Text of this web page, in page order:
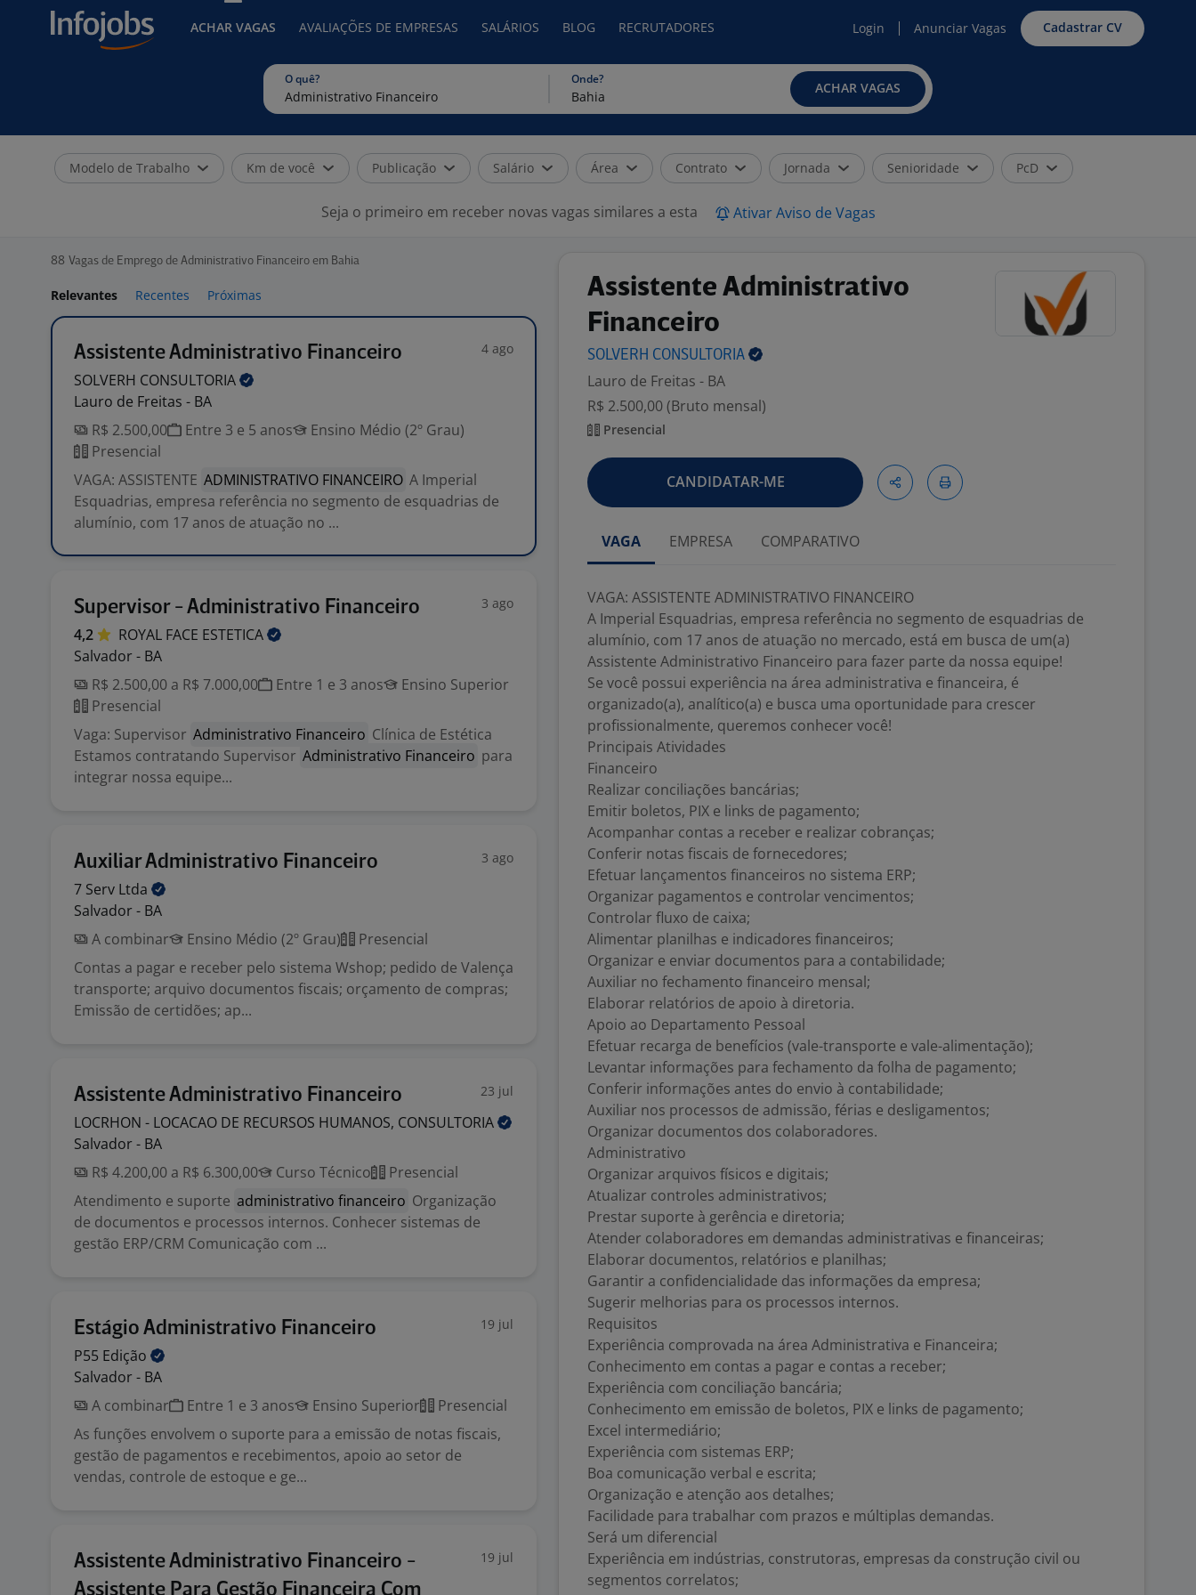
ACHAR VAGAS AVALIAÇÕES DE EMPRESAS SALÁRIOS BLOG RECRUTADORES Login Anunciar Vagas Cadastrar CV
O quê? Onde?
ACHAR VAGAS
Modelo de Trabalho Km de você Publicação Salário Área Contrato Jornada Senioridade PcD
Seja o primeiro em receber novas vagas similares a esta Ativar Aviso de Vagas
88 Vagas de Emprego de Administrativo Financeiro em Bahia
Relevantes Recentes Próximas
Assistente Administrativo Financeiro 4 ago
SOLVERH CONSULTORIA
Lauro de Freitas - BA
R$ 2.500,00
Entre 3 e 5 anos
Ensino Médio (2º Grau)
Presencial
VAGA: ASSISTENTE ADMINISTRATIVO FINANCEIRO A Imperial
Esquadrias, empresa referência no segmento de esquadrias de
alumínio, com 17 anos de atuação no ...
Supervisor - Administrativo Financeiro 3 ago
4,2 ROYAL FACE ESTETICA
Salvador - BA
R$ 2.500,00 a R$ 7.000,00
Entre 1 e 3 anos
Ensino Superior
Presencial
Vaga: Supervisor Administrativo Financeiro Clínica de Estética
Estamos contratando Supervisor Administrativo Financeiro para
integrar nossa equipe...
Auxiliar Administrativo Financeiro 3 ago
7 Serv Ltda
Salvador - BA
A combinar
Ensino Médio (2º Grau)
Presencial
Contas a pagar e receber pelo sistema Wshop; pedido de Valença
transporte; arquivo documentos fiscais; orçamento de compras;
Emissão de certidões; ap...
Assistente Administrativo Financeiro 23 jul
LOCRHON - LOCACAO DE RECURSOS HUMANOS, CONSULTORIA
Salvador - BA
R$ 4.200,00 a R$ 6.300,00
Curso Técnico
Presencial
Atendimento e suporte administrativo financeiro Organização
de documentos e processos internos. Conhecer sistemas de
gestão ERP/CRM Comunicação com ...
Estágio Administrativo Financeiro 19 jul
P55 Edição
Salvador - BA
A combinar
Entre 1 e 3 anos Ensino Superior
Presencial
As funções envolvem o suporte para a emissão de notas fiscais,
gestão de pagamentos e recebimentos, apoio ao setor de
vendas, controle de estoque e ge...
Assistente Administrativo Financeiro -
Assistente Para Gestão Financeira Com
19 jul
Assistente Administrativo
Financeiro
SOLVERH CONSULTORIA
Lauro de Freitas - BA
R$ 2.500,00 (Bruto mensal)
Presencial
CANDIDATAR-ME
VAGA EMPRESA COMPARATIVO
VAGA: ASSISTENTE ADMINISTRATIVO FINANCEIRO
A Imperial Esquadrias, empresa referência no segmento de esquadrias de
alumínio, com 17 anos de atuação no mercado, está em busca de um(a)
Assistente Administrativo Financeiro para fazer parte da nossa equipe!
Se você possui experiência na área administrativa e financeira, é
organizado(a), analítico(a) e busca uma oportunidade para crescer
profissionalmente, queremos conhecer você!
Principais Atividades
Financeiro
Realizar conciliações bancárias;
Emitir boletos, PIX e links de pagamento;
Acompanhar contas a receber e realizar cobranças;
Conferir notas fiscais de fornecedores;
Efetuar lançamentos financeiros no sistema ERP;
Organizar pagamentos e controlar vencimentos;
Controlar fluxo de caixa;
Alimentar planilhas e indicadores financeiros;
Organizar e enviar documentos para a contabilidade;
Auxiliar no fechamento financeiro mensal;
Elaborar relatórios de apoio à diretoria.
Apoio ao Departamento Pessoal
Efetuar recarga de benefícios (vale-transporte e vale-alimentação);
Levantar informações para fechamento da folha de pagamento;
Conferir informações antes do envio à contabilidade;
Auxiliar nos processos de admissão, férias e desligamentos;
Organizar documentos dos colaboradores.
Administrativo
Organizar arquivos físicos e digitais;
Atualizar controles administrativos;
Prestar suporte à gerência e diretoria;
Atender colaboradores em demandas administrativas e financeiras;
Elaborar documentos, relatórios e planilhas;
Garantir a confidencialidade das informações da empresa;
Sugerir melhorias para os processos internos.
Requisitos
Experiência comprovada na área Administrativa e Financeira;
Conhecimento em contas a pagar e contas a receber;
Experiência com conciliação bancária;
Conhecimento em emissão de boletos, PIX e links de pagamento;
Excel intermediário;
Experiência com sistemas ERP;
Boa comunicação verbal e escrita;
Organização e atenção aos detalhes;
Facilidade para trabalhar com prazos e múltiplas demandas.
Será um diferencial
Experiência em indústrias, construtoras, empresas da construção civil ou
segmentos correlatos;